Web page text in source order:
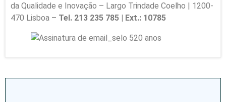
da Qualidade e Inovação – Largo Trindade Coelho | 1200-
470 Lisboa – Tel. 213 235 785 | Ext.: 10785